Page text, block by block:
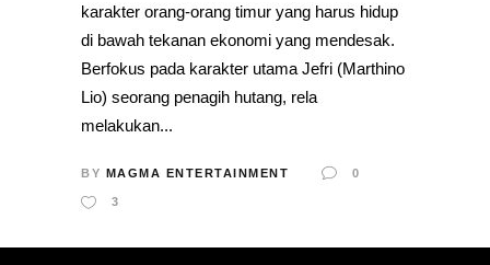
karakter orang-orang timur yang harus hidup
di bawah tekanan ekonomi yang mendesak.
Berfokus pada karakter utama Jefri (Marthino
Lio) seorang penagih hutang, rela
melakukan...
BY MAGMA ENTERTAINMENT 0
3